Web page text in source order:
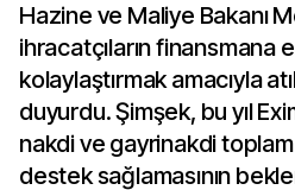
Hazine ve Maliye Bakanı
ihracatçıların finansmana
kolaylaştırmak amacıyla
duyurdu. Şimşek, bu yıl
nakdi ve gayrinakdi
destek sağlamasının